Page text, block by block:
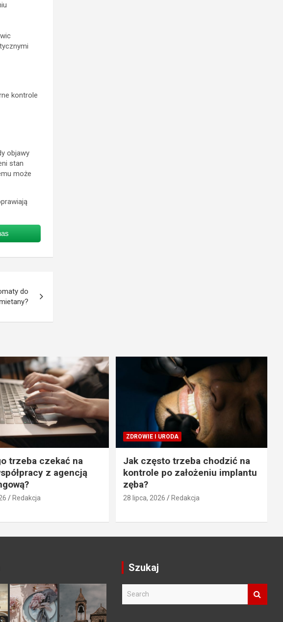
kontrole
objawy
stan
może
do
trzeba czekać na
z agencją
Redakcja
ZDROWIE I URODA
Jak często trzeba chodzić na
kontrole po założeniu implantu
zęba?
28 lipca, 2026 Redakcja
Szukaj